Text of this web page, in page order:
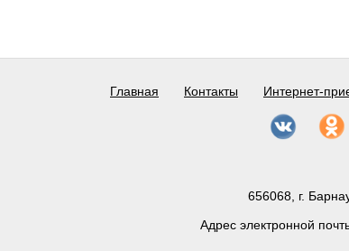
Главная Контакты Интернет-
656068, г.
Адрес электронной